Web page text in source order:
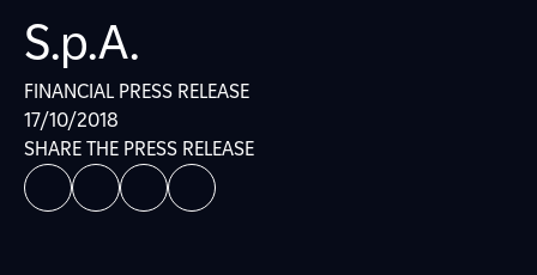
S.p.A.
FINANCIAL PRESS RELEASE
17/10/2018
SHARE THE PRESS RELEASE